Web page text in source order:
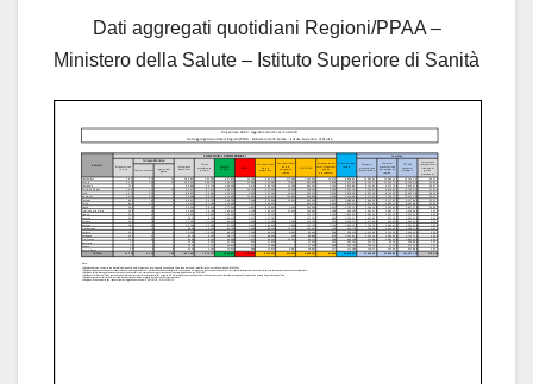
Dati aggregati quotidiani Regioni/PPAA –
Ministero della Salute – Istituto Superiore di Sanità